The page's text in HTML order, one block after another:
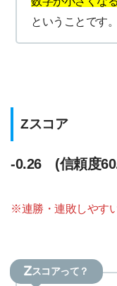
ということです。
Zスコア
-0.26 (信頼度
※連勝・連敗しやす
Zスコアって？